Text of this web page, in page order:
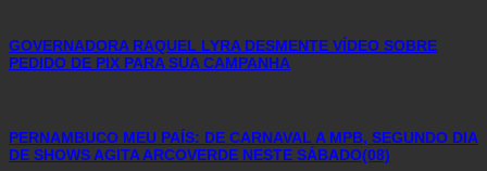
GOVERNADORA RAQUEL LYRA DESMENTE VÍDEO SOBRE
PEDIDO DE PIX PARA SUA CAMPANHA
PERNAMBUCO MEU PAÍS: DE CARNAVAL A MPB, SEGUNDO DIA
DE SHOWS AGITA ARCOVERDE NESTE SÁBADO(08)